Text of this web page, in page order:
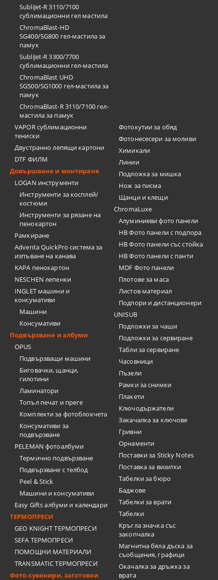
SubliJet-R 3110/7100
сублимационни гел мастила
ChromaBlast-HD
SG400/SG800 гел-мастила за
памук
SubliJet-R 3300/7700
сублимационни гел-мастила
ChromaBlast UHD
SG500/SG1000 гел-мастила за
памук
ChromaBlast-R 3110/7100 гел-
мастила за памук
VAPOR сублимационни
тениски
Двустранно лепящи картони
DTF ФИЛМ
Довършване и монтиране
LOGAN инструменти
Инструменти за косплей/
костюми
Инструменти за рязане на
пенокартон
Рамкиране
Adventa QuickPro система за
изпъване на канава
KAPA пенокартон
NESCHEN лепенки
INGLET машини и
консумативи
Машини
Консумативи
Подвързване и албуми
OPUS
Подвързващи машини
Биговачки, щанци,
гилотини
Ламинатори
Топъл печат и преге
Комплекти за фотоблокчета
Консумативи за
подвързване
PELEMAN фотоалбуми
Термично подвързване
Подвързване с телбод
Peel & Stick
Машини и консумативи
Easy Gifts албуми и календари
ТЕРМОПРЕСИ
GEO KNIGHT ТЕРМОПРЕСИ
SEFA ТЕРМОПРЕСИ
ПОМОЩНИ МАТЕРИАЛИ
TRANSMATIC ТЕРМОПРЕСИ
Фото-сувенири, заготовки
Фотокутии за обяд
Фотонесесери за моливи
Химикали
Линии
Подложка за мишка
Нож за писма
Щанци и клещи
ChromaLuxe
Алуминиеви фото панели
HB Фото панели с подпора
HB Фото панели със стойка
HB Фото панели с панти
MDF Фото панели
Плотове за маса
Листов материал
Подпори и дистанционери
UNISUB
Подложки за чаши
Подложки за сервиране
Табли за сервиране
Часовници
Пъзели
Рамки за снимки
Плакети
Ключодържатели
Закачалка за ключове
Гривни
Орнаменти
Поставки за Sticky Notes
Поставка за визитки
Tабелки за бюро
Баджове
Табелки за врати
Табелки
Кръгла значка със
закопчалка
Магнитна бяла дъска за
съобщения, графици
Окачалка за дръжка за
врата